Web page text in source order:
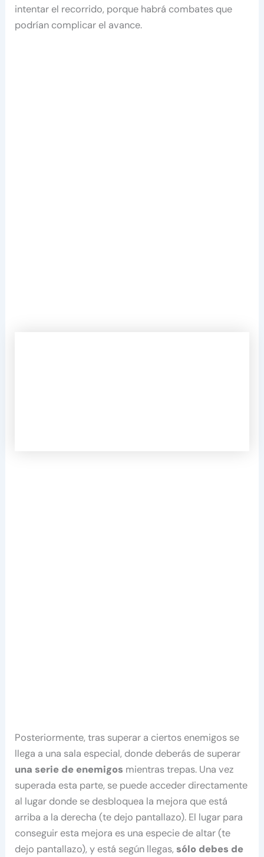
intentar el recorrido, porque habrá combates que
podrían complicar el avance.
Posteriormente, tras superar a ciertos enemigos se
llega a una sala especial, donde deberás de superar
una serie de enemigos mientras trepas. Una vez
superada esta parte, se puede acceder directamente
al lugar donde se desbloquea la mejora que está
arriba a la derecha (te dejo pantallazo). El lugar para
conseguir esta mejora es una especie de altar (te
dejo pantallazo), y está según llegas,sólo debes de